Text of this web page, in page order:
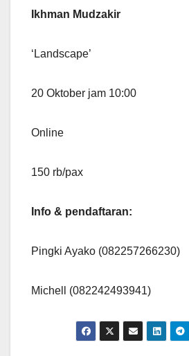
Ikhman Mudzakir
‘Landscape’
20 Oktober jam 10:00
Online
150 rb/pax
Info & pendaftaran:
Pingki Ayako (082257266230)
Michell (082242493941)